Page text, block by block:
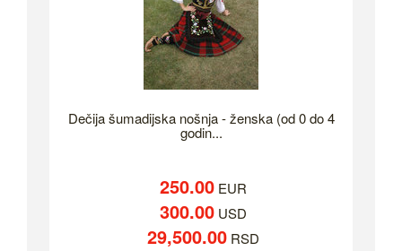
Dečija šumadijska nošnja - ženska (od 0 do 4
godin...
250.00 EUR
300.00 USD
29,500.00 RSD